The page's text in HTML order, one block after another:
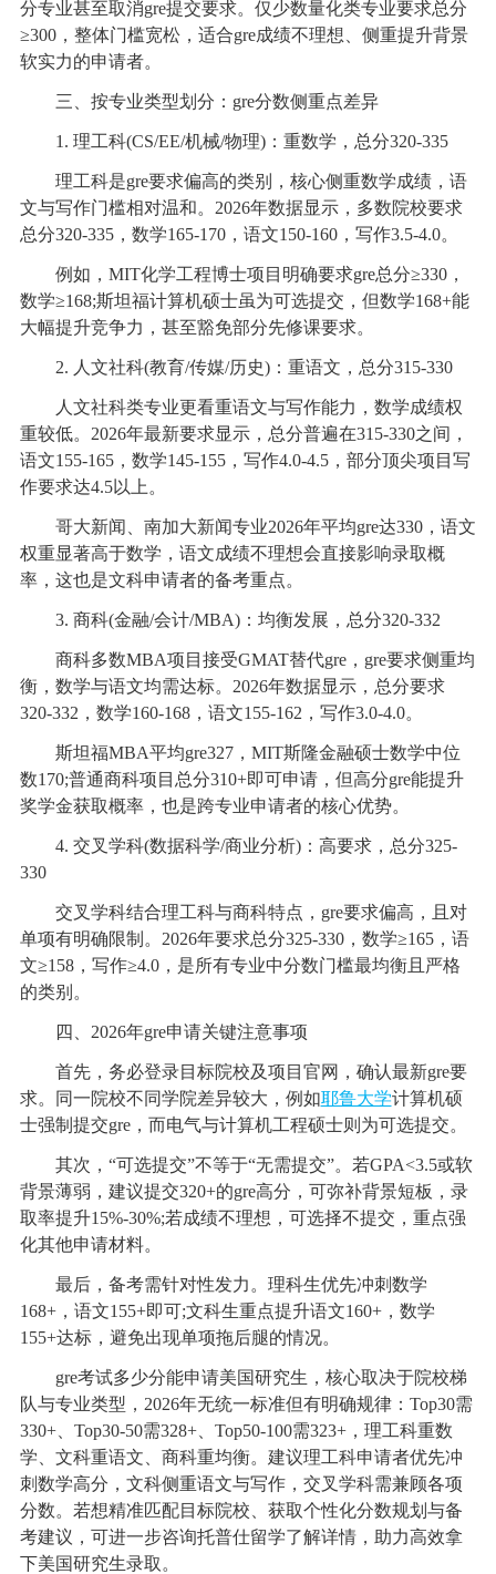
分专业甚至取消gre提交要求。仅少数量化类专业要求总分
≥300，整体门槛宽松，适合gre成绩不理想、侧重提升背景
软实力的申请者。
三、按专业类型划分：gre分数侧重点差异
1. 理工科(CS/EE/机械/物理)：重数学，总分320-335
理工科是gre要求偏高的类别，核心侧重数学成绩，语
文与写作门槛相对温和。2026年数据显示，多数院校要求
总分320-335，数学165-170，语文150-160，写作3.5-4.0。
例如，MIT化学工程博士项目明确要求gre总分≥330，
数学≥168;斯坦福计算机硕士虽为可选提交，但数学168+能
大幅提升竞争力，甚至豁免部分先修课要求。
2. 人文社科(教育/传媒/历史)：重语文，总分315-330
人文社科类专业更看重语文与写作能力，数学成绩权
重较低。2026年最新要求显示，总分普遍在315-330之间，
语文155-165，数学145-155，写作4.0-4.5，部分顶尖项目写
作要求达4.5以上。
哥大新闻、南加大新闻专业2026年平均gre达330，语文
权重显著高于数学，语文成绩不理想会直接影响录取概
率，这也是文科申请者的备考重点。
3. 商科(金融/会计/MBA)：均衡发展，总分320-332
商科多数MBA项目接受GMAT替代gre，gre要求侧重均
衡，数学与语文均需达标。2026年数据显示，总分要求
320-332，数学160-168，语文155-162，写作3.0-4.0。
斯坦福MBA平均gre327，MIT斯隆金融硕士数学中位
数170;普通商科项目总分310+即可申请，但高分gre能提升
奖学金获取概率，也是跨专业申请者的核心优势。
4. 交叉学科(数据科学/商业分析)：高要求，总分325-
330
交叉学科结合理工科与商科特点，gre要求偏高，且对
单项有明确限制。2026年要求总分325-330，数学≥165，语
文≥158，写作≥4.0，是所有专业中分数门槛最均衡且严格
的类别。
四、2026年gre申请关键注意事项
首先，务必登录目标院校及项目官网，确认最新gre要
求。同一院校不同学院差异较大，例如耶鲁大学计算机硕
士强制提交gre，而电气与计算机工程硕士则为可选提交。
其次，“可选提交”不等于“无需提交”。若GPA<3.5或软
背景薄弱，建议提交320+的gre高分，可弥补背景短板，录
取率提升15%-30%;若成绩不理想，可选择不提交，重点强
化其他申请材料。
最后，备考需针对性发力。理科生优先冲刺数学
168+，语文155+即可;文科生重点提升语文160+，数学
155+达标，避免出现单项拖后腿的情况。
gre考试多少分能申请美国研究生，核心取决于院校梯
队与专业类型，2026年无统一标准但有明确规律：Top30需
330+、Top30-50需328+、Top50-100需323+，理工科重数
学、文科重语文、商科重均衡。建议理工科申请者优先冲
刺数学高分，文科侧重语文与写作，交叉学科需兼顾各项
分数。若想精准匹配目标院校、获取个性化分数规划与备
考建议，可进一步咨询托普仕留学了解详情，助力高效拿
下美国研究生录取。